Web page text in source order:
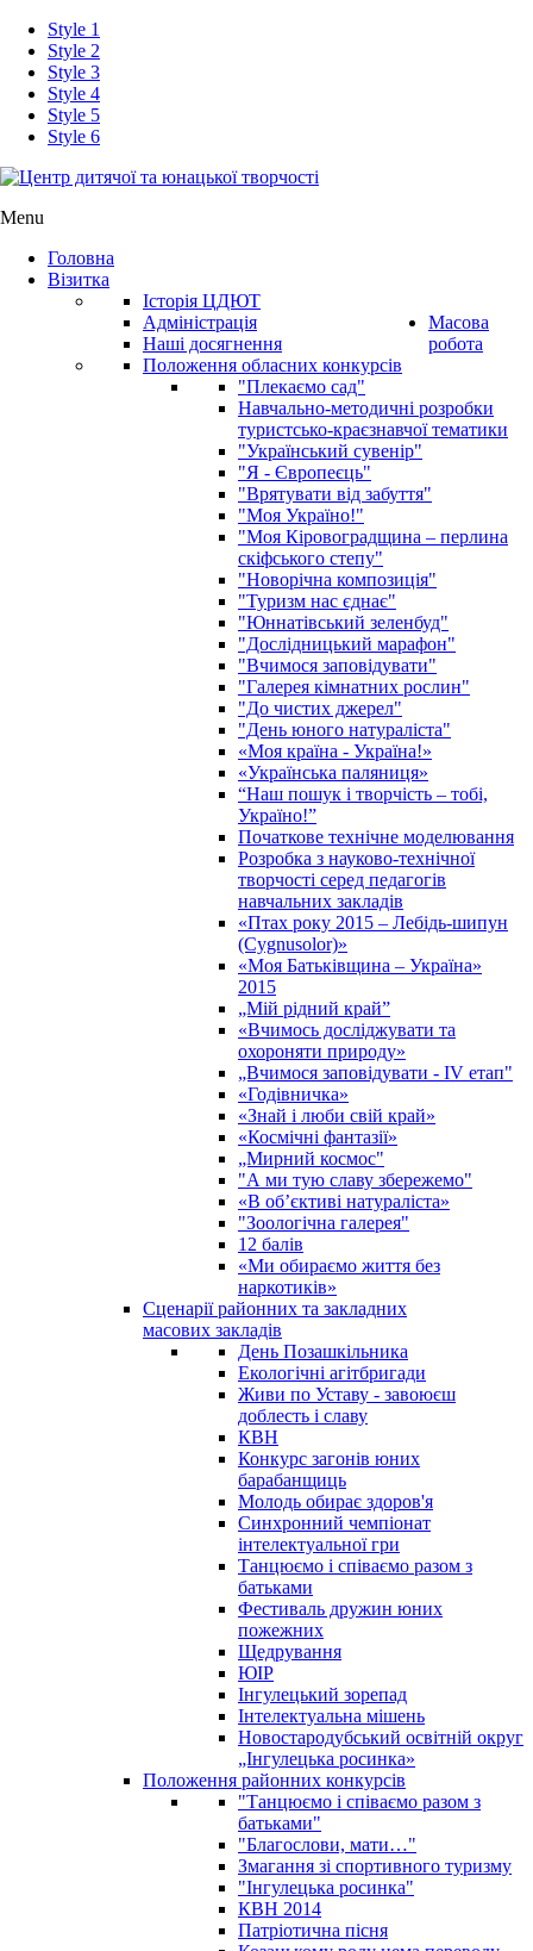
Style 1
Style 2
Style 3
Style 4
Style 5
Style 6
Menu
Головна
Візитка
Історія ЦДЮТ
Адміністрація
Наші досягнення
Масова
робота
Положення обласних конкурсів
"Плекаємо сад"
Навчально-методичні розробки
туристсько-краєзнавчої тематики
"Український сувенір"
"Я - Європеєць"
"Врятувати від забуття"
"Моя Україно!"
"Моя Кіровоградщина – перлина
скіфського степу"
"Новорічна композиція"
"Туризм нас єднає"
"Юннатівський зеленбуд"
"Дослідницький марафон"
"Вчимося заповідувати"
"Галерея кімнатних рослин"
"До чистих джерел"
"День юного натураліста"
«Моя країна - Україна!»
«Українська паляниця»
“Наш пошук і творчість – тобі,
Україно!”
Початкове технічне моделювання
Розробка з науково-технічної
творчості серед педагогів
навчальних закладів
«Птах року 2015 – Лебідь-шипун
(Cygnusolor)»
«Моя Батьківщина – Україна»
2015
„Мій рідний край”
«Вчимось досліджувати та
охороняти природу»
„Вчимося заповідувати - ІV етап"
«Годівничка»
«Знай і люби свій край»
«Космічні фантазії»
„Мирний космос"
"А ми тую славу збережемо"
«В об’єктиві натураліста»
"Зоологічна галерея"
12 балів
«Ми обираємо життя без
наркотиків»
Сценарії районних та закладних
масових закладів
День Позашкільника
Екологічні агітбригади
Живи по Уставу - завоюєш
доблесть і славу
КВН
Конкурс загонів юних
барабанщиць
Молодь обирає здоров'я
Синхронний чемпіонат
інтелектуальної гри
Танцюємо і співаємо разом з
батьками
Фестиваль дружин юних
пожежних
Щедрування
ЮІР
Інгулецький зорепад
Інтелектуальна мішень
Новостародубський освітній округ
„Інгулецька росинка»
Положення районних конкурсів
"Танцюємо і співаємо разом з
батьками"
"Благослови, мати…"
Змагання зі спортивного туризму
"Інгулецька росинка"
КВН 2014
Патріотична пісня